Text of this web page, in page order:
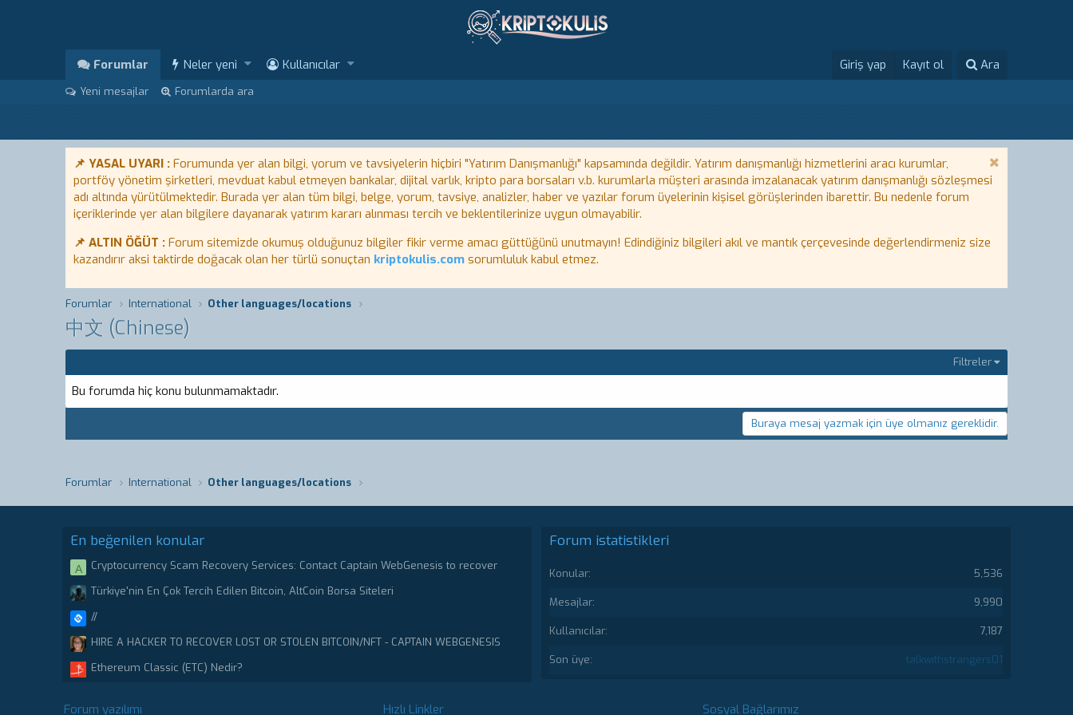
Forumlar Neler yeni Kullanıcılar Giriş yap Kayıt ol Ara
Yeni mesajlar Forumlarda ara
📌 YASAL UYARI : Forumunda yer alan bilgi, yorum ve tavsiyelerin hiçbiri "Yatırım Danışmanlığı" kapsamında değildir. Yatırım danışmanlığı hizmetlerini aracı kurumlar,
portföy yönetim şirketleri, mevduat kabul etmeyen bankalar, dijital varlık, kripto para borsaları v.b. kurumlarla müşteri arasında imzalanacak yatırım danışmanlığı sözleşmesi
adı altında yürütülmektedir. Burada yer alan tüm bilgi, belge, yorum, tavsiye, analizler, haber ve yazılar forum üyelerinin kişisel görüşlerinden ibarettir. Bu nedenle forum
içeriklerinde yer alan bilgilere dayanarak yatırım kararı alınması tercih ve beklentilerinize uygun olmayabilir.
📌 ALTIN ÖĞÜT : Forum sitemizde okumuş olduğunuz bilgiler fikir verme amacı güttüğünü unutmayın! Edindiğiniz bilgileri akıl ve mantık çerçevesinde değerlendirmeniz size
kazandırır aksi taktirde doğacak olan her türlü sonuçtan kriptokulis.com sorumluluk kabul etmez.
Forumlar International Other languages/locations
中文 (Chinese)
Filtreler
Bu forumda hiç konu bulunmamaktadır.
Buraya mesaj yazmak için üye olmanız gereklidir.
Forumlar International Other languages/locations
En beğenilen konular
A
Cryptocurrency Scam Recovery Services: Contact Captain WebGenesis to recover
Türkiye'nin En Çok Tercih Edilen Bitcoin, AltCoin Borsa Siteleri
//
HIRE A HACKER TO RECOVER LOST OR STOLEN BITCOIN/NFT - CAPTAIN WEBGENESIS
Ethereum Classic (ETC) Nedir?
Forum istatistikleri
Konular 5,536
Mesajlar 9,990
Kullanıcılar 7,187
Son üye talkwithstrangers01
Forum yazılımı Hızlı Linkler Sosyal Bağlarımız